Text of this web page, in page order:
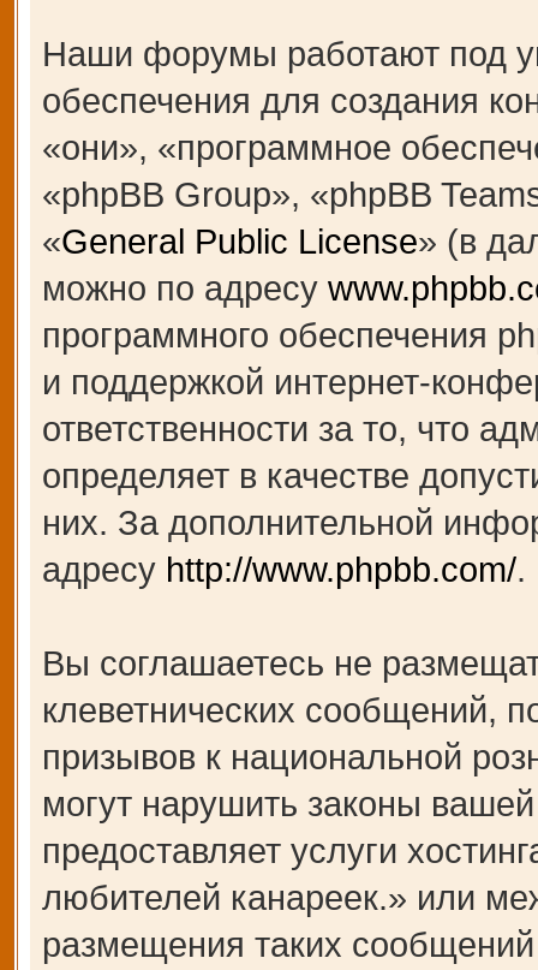
Наши форумы работают под
обеспечения для создания
«они», «программное
«phpBB Group», «phpBB
«General Public License» (в
можно по адресу
программного обеспечения
и поддержкой интернет-
ответственности за то, что
определяет в качестве
них. За дополнительной
адресу http://www.phpbb.com/.
Вы соглашаетесь не
клеветнических сообщений,
призывов к национальной
могут нарушить законы
предоставляет услуги
любителей канареек.» или
размещения таких